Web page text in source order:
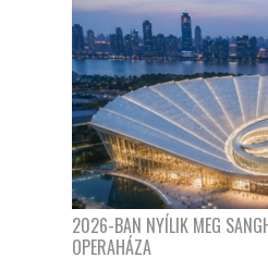
2026-BAN NYÍLIK MEG
OPERAHÁZA